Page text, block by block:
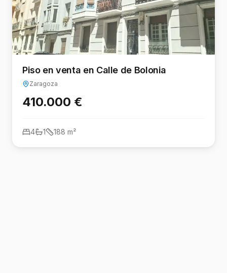
Piso en venta en Calle de Bolonia
Zaragoza
410.000 €
4 1 188 m²